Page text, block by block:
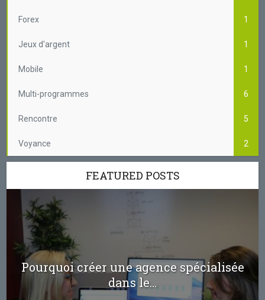
Forex 1
Jeux d'argent 1
Mobile 1
Multi-programmes 6
Rencontre 5
Voyance 2
FEATURED POSTS
Pourquoi créer une agence spécialisée
dans le...